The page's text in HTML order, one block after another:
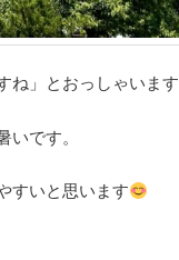
ね」とおっしゃいます
です。
すいと思います